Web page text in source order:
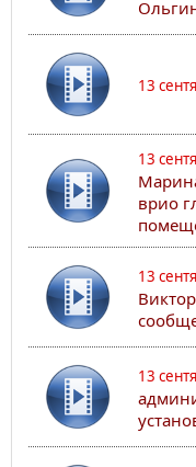
13
13
врио
13
13